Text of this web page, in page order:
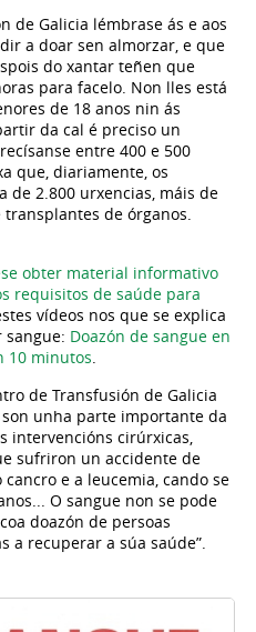
de Galicia lémbrase ás e aos
a doar sen almorzar, e que
do xantar teñen que
para facelo. Non lles está
de 18 anos nin ás
da cal é preciso un
entre 400 e 500
que, diariamente, os
de 2.800 urxencias, máis de
de órganos.
obter material informativo
requisitos de saúde para
vídeos nos que se explica
sangue: Doazón de sangue en
10 minutos.
de Transfusión de Galicia
unha parte importante da
intervencións cirúrxicas,
sufriron un accidente de
e a leucemia, cando se
O sangue non se pode
doazón de persoas
a recuperar a súa saúde”.